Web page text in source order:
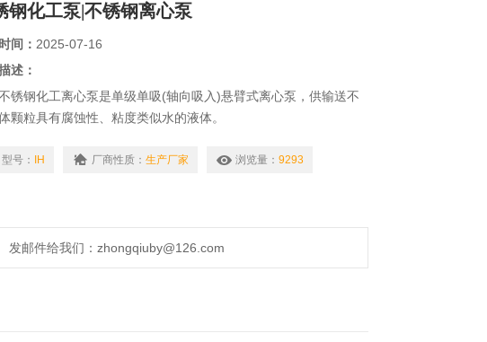
钢化工泵|不锈钢离心泵
间： 2025-07-16
述：
锈钢化工离心泵是单级单吸(轴向吸入)悬臂式离心泵，供输送不
颗粒具有腐蚀性、粘度类似水的液体。
型号： IH 厂商性质： 生产厂家 浏览量： 9293
发邮件给我们：zhongqiuby@126.com